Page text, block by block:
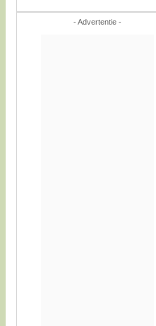
- Advertentie -